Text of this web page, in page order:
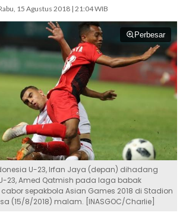
15 Agustus 2018 | 21:04 WIB
Perbesar
U-23, Irfan Jaya (depan) dihadang
23, Amed Qatmish pada laga babak
sepakbola Asian Games 2018 di Stadion
(15/8/2018) malam. [INASGOC/Charlie]